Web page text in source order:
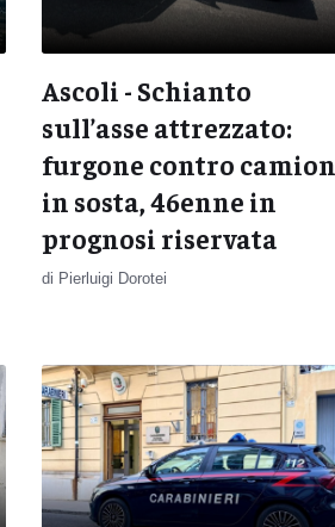
Ascoli - Schianto
sull’asse attrezzato:
furgone contro camion
in sosta, 46enne in
prognosi riservata
di Pierluigi Dorotei